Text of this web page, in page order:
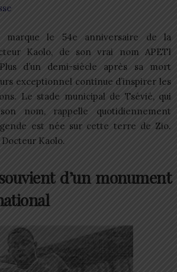
marque le 54e anniversaire de la
Kaolo, de son vrai nom APETI
d’un demi-siècle après sa mort
exceptionnel continue d’inspirer les
Le stade municipal de Tsévié, qui
nom, rappelle quotidiennement
est née sur cette terre de Zio.
Kaolo.
d’un monument